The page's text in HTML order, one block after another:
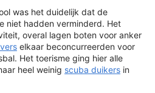
was het duidelijk dat de
niet hadden verminderd. Het
overal lagen boten voor anker
elkaar beconcurreerden voor
Het toerisme ging hier alle
heel weinig scuba duikers in